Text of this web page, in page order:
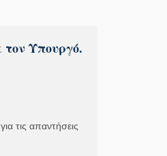
Υπουργό.
τις απαντήσεις